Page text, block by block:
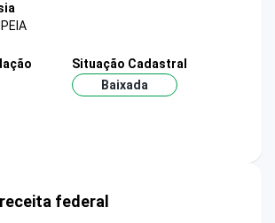
Situação Cadastral
Baixada
federal